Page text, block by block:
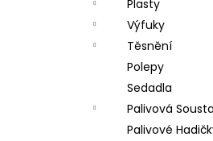
Plasty
Výfuky
Těsnění
Polepy
Sedadla
Palivová
Palivové